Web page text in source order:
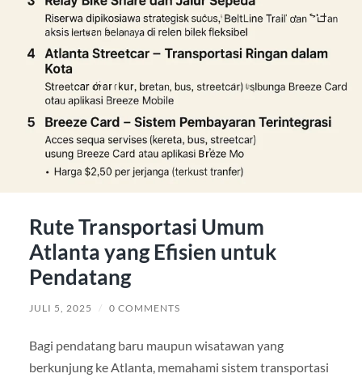
Rute Transportasi Umum
Atlanta yang Efisien untuk
Pendatang
JULI 5, 2025 / 0 COMMENTS
Bagi pendatang baru maupun wisatawan yang
berkunjung ke Atlanta, memahami sistem transportasi